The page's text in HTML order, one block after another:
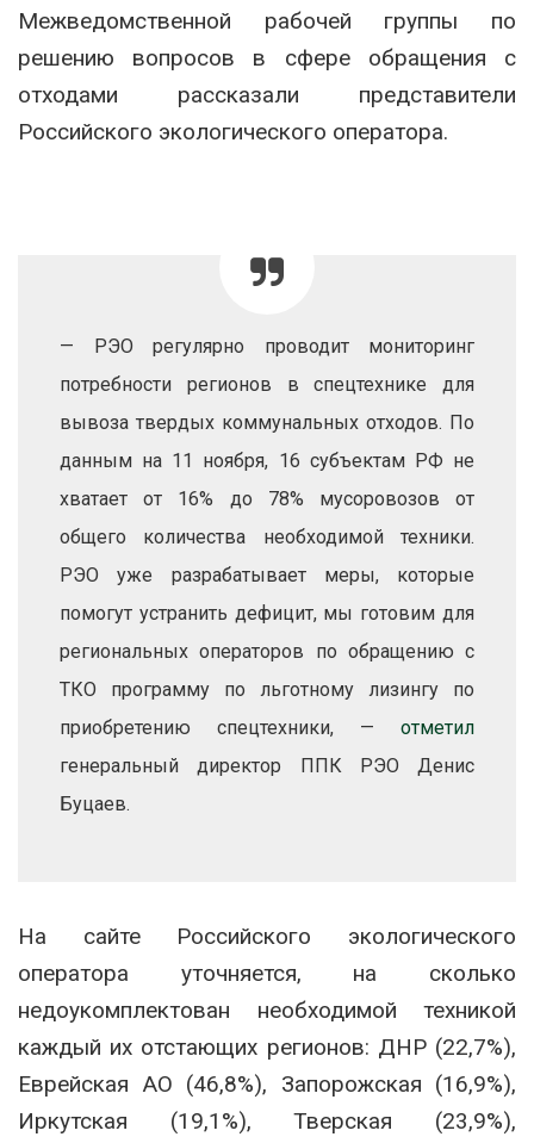
Межведомственной рабочей группы по
решению вопросов в сфере обращения с
отходами рассказали представители
Российского экологического оператора.
— РЭО регулярно проводит мониторинг
потребности регионов в спецтехнике для
вывоза твердых коммунальных отходов. По
данным на 11 ноября, 16 субъектам РФ не
хватает от 16% до 78% мусоровозов от
общего количества необходимой техники.
РЭО уже разрабатывает меры, которые
помогут устранить дефицит, мы готовим для
региональных операторов по обращению с
ТКО программу по льготному лизингу по
приобретению спецтехники, — отметил
генеральный директор ППК РЭО Денис
Буцаев.
На сайте Российского экологического
оператора уточняется, на сколько
недоукомплектован необходимой техникой
каждый их отстающих регионов: ДНР (22,7%),
Еврейская АО (46,8%), Запорожская (16,9%),
Иркутская (19,1%), Тверская (23,9%),